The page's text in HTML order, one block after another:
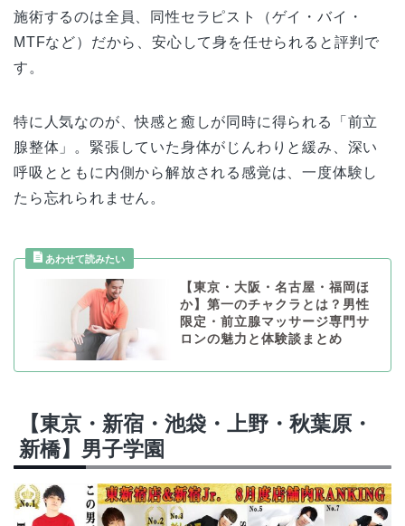
施術するのは全員、同性セラピスト（ゲイ・バイ・
MTFなど）だから、安心して身を任せられると評判で
す。
特に人気なのが、快感と癒しが同時に得られる「前立
腺整体」。緊張していた身体がじんわりと緩み、深い
呼吸とともに内側から解放される感覚は、一度体験し
たら忘れられません。
【東京・大阪・名古屋・福岡ほ
か】第一のチャクラとは？男性
限定・前立腺マッサージ専門サ
ロンの魅力と体験談まとめ
【東京・新宿・池袋・上野・秋葉原・
新橋】男子学園